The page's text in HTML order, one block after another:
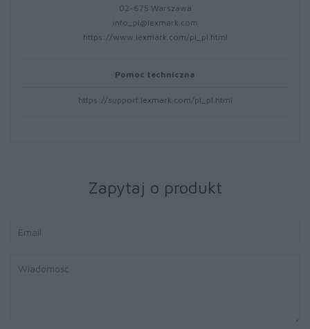
02-675 Warszawa
info_pl@lexmark.com
https://www.lexmark.com/pl_pl.html
Pomoc techniczna
https://support.lexmark.com/pl_pl.html
Zapytaj o produkt